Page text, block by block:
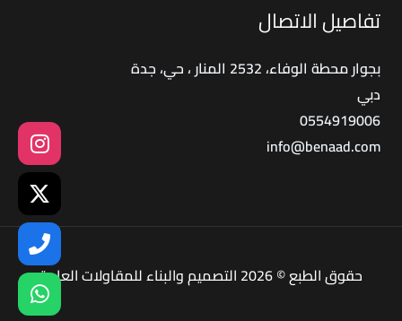
تفاصيل الاتصال
بجوار محطة الوفاء، 2532 المنار ، حي، جدة
دبي
0554919006
info@benaad.com
حقوق الطبع © 2026 التصميم والبناء للمقاولات العامة